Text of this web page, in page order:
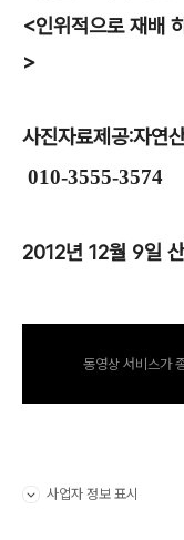
<인위적으로 재배
>
사진자료제공:자연
010-3555-3574
2012년 12월 9일
동영상 서비스가
사업자 정보 표시